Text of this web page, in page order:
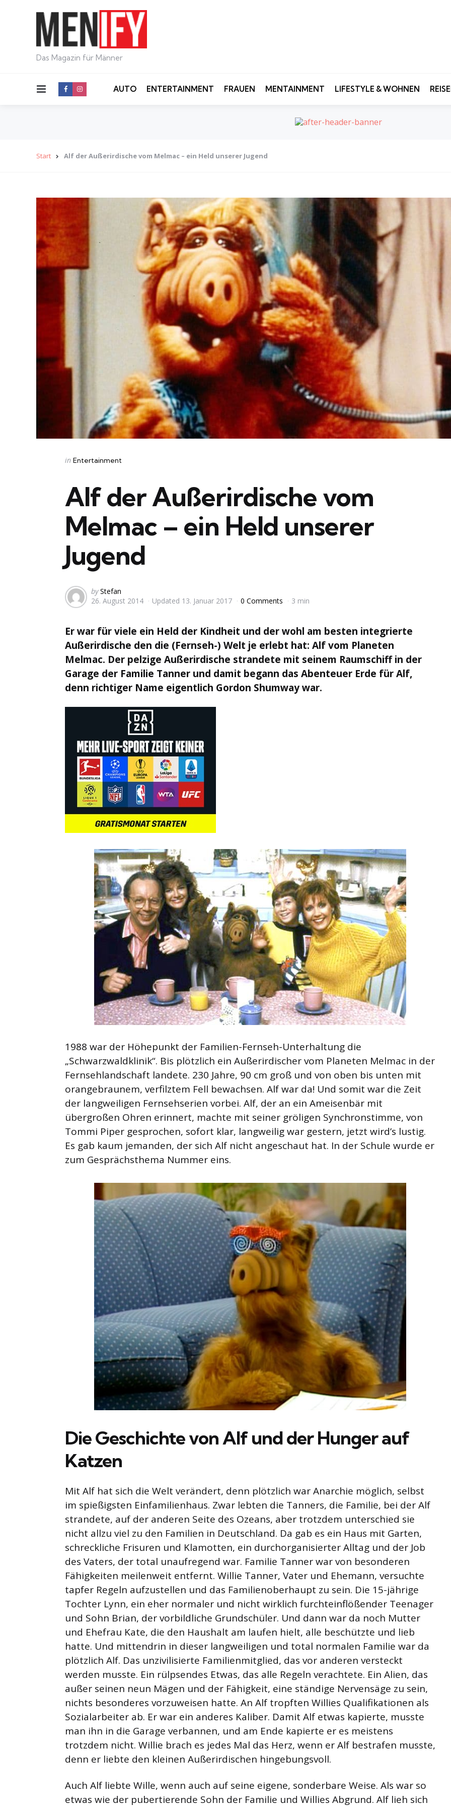
Das Magazin für Männer
Menu AUTO ENTERTAINMENT FRAUEN MENTAINMENT LIFESTYLE & WOHNEN
Start Alf der Außerirdische vom Melmac – ein Held unserer Jugend
Categories
Posted
in Entertainment
Alf der Außerirdische vom
Melmac – ein Held unserer
Jugend
Posted
by
by Stefan
26. August 2014
Updated 13. Januar 2017 0 Comments 3 min
Er war für viele ein Held der Kindheit und der wohl am besten integrierte
Außerirdische den die (Fernseh-) Welt je erlebt hat: Alf vom Planeten
Melmac. Der pelzige Außerirdische strandete mit seinem Raumschiff in der
Garage der Familie Tanner und damit begann das Abenteuer Erde für Alf,
denn richtiger Name eigentlich Gordon Shumway war.
1988 war der Höhepunkt der Familien-Fernseh-Unterhaltung die
„Schwarzwaldklinik“. Bis plötzlich ein Außerirdischer vom Planeten Melmac in der
Fernsehlandschaft landete. 230 Jahre, 90 cm groß und von oben bis unten mit
orangebraunem, verfilztem Fell bewachsen. Alf war da! Und somit war die Zeit
der langweiligen Fernsehserien vorbei. Alf, der an ein Ameisenbär mit
übergroßen Ohren erinnert, machte mit seiner gröligen Synchronstimme, von
Tommi Piper gesprochen, sofort klar, langweilig war gestern, jetzt wird’s lustig.
Es gab kaum jemanden, der sich Alf nicht angeschaut hat. In der Schule wurde er
zum Gesprächsthema Nummer eins.
Die Geschichte von Alf und der Hunger auf
Katzen
Mit Alf hat sich die Welt verändert, denn plötzlich war Anarchie möglich, selbst
im spießigsten Einfamilienhaus. Zwar lebten die Tanners, die Familie, bei der Alf
strandete, auf der anderen Seite des Ozeans, aber trotzdem unterschied sie
nicht allzu viel zu den Familien in Deutschland. Da gab es ein Haus mit Garten,
schreckliche Frisuren und Klamotten, ein durchorganisierter Alltag und der Job
des Vaters, der total unaufregend war. Familie Tanner war von besonderen
Fähigkeiten meilenweit entfernt. Willie Tanner, Vater und Ehemann, versuchte
tapfer Regeln aufzustellen und das Familienoberhaupt zu sein. Die 15-jährige
Tochter Lynn, ein eher normaler und nicht wirklich furchteinflößender Teenager
und Sohn Brian, der vorbildliche Grundschüler. Und dann war da noch Mutter
und Ehefrau Kate, die den Haushalt am laufen hielt, alle beschützte und lieb
hatte. Und mittendrin in dieser langweiligen und total normalen Familie war da
plötzlich Alf. Das unzivilisierte Familienmitglied, das vor anderen versteckt
werden musste. Ein rülpsendes Etwas, das alle Regeln verachtete. Ein Alien, das
außer seinen neun Mägen und der Fähigkeit, eine ständige Nervensäge zu sein,
nichts besonderes vorzuweisen hatte. An Alf tropften Willies Qualifikationen als
Sozialarbeiter ab. Er war ein anderes Kaliber. Damit Alf etwas kapierte, musste
man ihn in die Garage verbannen, und am Ende kapierte er es meistens
trotzdem nicht. Willie brach es jedes Mal das Herz, wenn er Alf bestrafen musste,
denn er liebte den kleinen Außerirdischen hingebungsvoll.
Auch Alf liebte Wille, wenn auch auf seine eigene, sonderbare Weise. Als war so
etwas wie der pubertierende Sohn der Familie und Willies Abgrund. Alf lieh sich